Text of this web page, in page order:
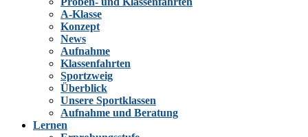
A-Klasse
Konzept
News
Aufnahme
Klassenfahrten
Sportzweig
Überblick
Unsere Sportklassen
Aufnahme und Beratung
Lernen